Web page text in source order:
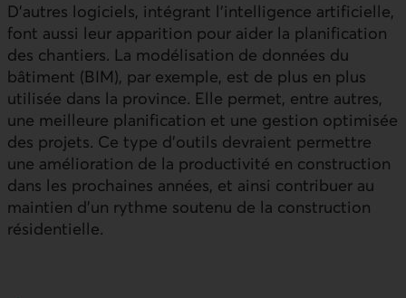
D’autres logiciels, intégrant l’intelligence artificielle,
font aussi leur apparition pour aider la planification
des chantiers. La modélisation de données du
bâtiment (BIM), par exemple, est de plus en plus
utilisée dans la province. Elle permet, entre autres,
une meilleure planification et une gestion optimisée
des projets. Ce type d’outils devraient permettre
une amélioration de la productivité en construction
dans les prochaines années, et ainsi contribuer au
maintien d’un rythme soutenu de la construction
résidentielle.